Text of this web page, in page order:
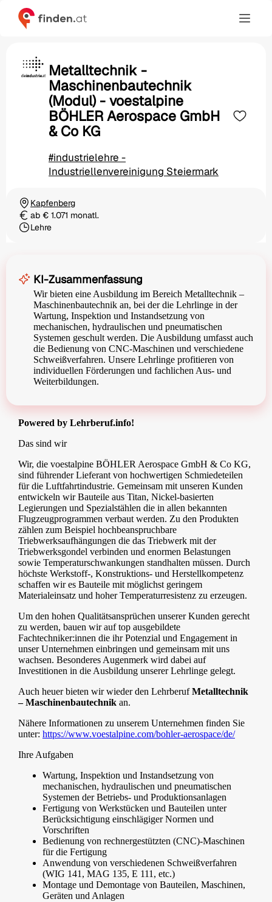
Metalltechnik -
Maschinenbautechnik
(Modul) - voestalpine
BÖHLER Aerospace GmbH
& Co KG
#industrielehre -
Industriellenvereinigung Steiermark
Ortschaft
Kapfenberg
Gehaltab € 1.071 monatl.
Beschäftigungsart
Lehre
KI-Zusammenfassung
Wir bieten eine Ausbildung im Bereich Metalltechnik –
Maschinenbautechnik an, bei der die Lehrlinge in der
Wartung, Inspektion und Instandsetzung von
mechanischen, hydraulischen und pneumatischen
Systemen geschult werden. Die Ausbildung umfasst auch
die Bedienung von CNC-Maschinen und verschiedene
Schweißverfahren. Unsere Lehrlinge profitieren von
individuellen Förderungen und fachlichen Aus- und
Weiterbildungen.
Powered by Lehrberuf.info!
Das sind wir
Wir, die voestalpine BÖHLER Aerospace GmbH & Co KG,
sind führender Lieferant von hochwertigen Schmiedeteilen
für die Luftfahrtindustrie. Gemeinsam mit unseren Kunden
entwickeln wir Bauteile aus Titan, Nickel-basierten
Legierungen und Spezialstählen die in allen bekannten
Flugzeugprogrammen verbaut werden. Zu den Produkten
zählen zum Beispiel hochbeanspruchbare
Triebwerksaufhängungen die das Triebwerk mit der
Triebwerksgondel verbinden und enormen Belastungen
sowie Temperaturschwankungen standhalten müssen. Durch
höchste Werkstoff-, Konstruktions- und Herstellkompetenz
schaffen wir es Bauteile mit möglichst geringem
Materialeinsatz und hoher Temperaturresistenz zu erzeugen.
Um den hohen Qualitätsansprüchen unserer Kunden gerecht
zu werden, bauen wir auf top ausgebildete
Fachtechniker:innen die ihr Potenzial und Engagement in
unser Unternehmen einbringen und gemeinsam mit uns
wachsen. Besonderes Augenmerk wird dabei auf
Investitionen in die Ausbildung unserer Lehrlinge gelegt.
Auch heuer bieten wir wieder den LehrberufMetalltechnik
– Maschinenbautechnik an.
Nähere Informationen zu unserem Unternehmen finden Sie
unter: https://www.voestalpine.com/bohler-aerospace/de/
Ihre Aufgaben
Wartung, Inspektion und Instandsetzung von
mechanischen, hydraulischen und pneumatischen
Systemen der Betriebs- und Produktionsanlagen
Fertigung von Werkstücken und Bauteilen unter
Berücksichtigung einschlägiger Normen und
Vorschriften
Bedienung von rechnergestützten (CNC)-Maschinen
für die Fertigung
Anwendung von verschiedenen Schweißverfahren
(WIG 141, MAG 135, E 111, etc.)
Montage und Demontage von Bauteilen, Maschinen,
Geräten und Anlagen